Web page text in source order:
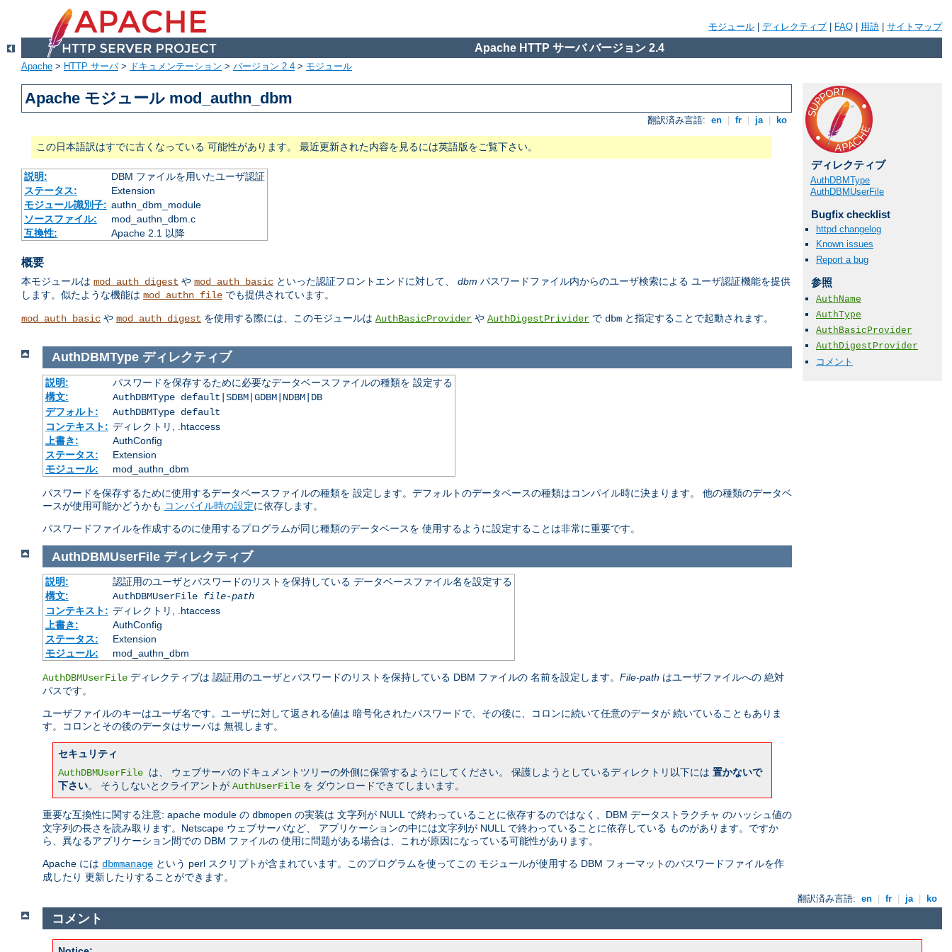
モジュール ディレクティブ FAQ 用語 サイトマップ
Apache HTTP サーバ バージョン 2.4
Apache > HTTP サーバ> ドキュメンテーション > バージョン 2.4 > モジュール
Apache モジュール mod_authn_dbm
翻訳済み言語: en fr ja ko
この日本語訳はすでに古くなっている 可能性があります。 最近更新された内容を見るには英語版をご覧下さい。
説明:
DBM ファイルを用いたユーザ認証
ステータス:
Extension
モジュール識別子: authn_dbm_module
ソースファイル:
mod_authn_dbm.c
互換性:
Apache 2.1 以降
概要
本モジュールは mod_auth_digest や mod_auth_basic といった認証フロントエンドに対して、 dbm パスワードファイル内からのユーザ検索による ユーザ認証機能を提供
します。似たような機能は mod_authn_file でも提供されています。
mod_auth_basic や mod_auth_digest を使用する際には、このモジュールは AuthBasicProvider や AuthDigestPrivider で dbm と指定することで起動されます。
ディレクティブ
AuthDBMType
AuthDBMUserFile
Bugfix checklist
httpd changelog
Known issues
Report a bug
参照
AuthName
AuthType
AuthBasicProvider
AuthDigestProvider
コメント
AuthDBMType ディレクティブ
説明:
パスワードを保存するために必要なデータベースファイルの種類を 設定する
構文:
AuthDBMType default|SDBM|GDBM|NDBM|DB
デフォルト:
AuthDBMType default
コンテキスト: ディレクトリ, .htaccess
上書き:
AuthConfig
ステータス:
Extension
モジュール:
mod_authn_dbm
パスワードを保存するために使用するデータベースファイルの種類を 設定します。デフォルトのデータベースの種類はコンパイル時に決まります。 他の種類のデータベ
ースが使用可能かどうかも コンパイル時の設定に依存します。
パスワードファイルを作成するのに使用するプログラムが同じ種類のデータベースを 使用するように設定することは非常に重要です。
AuthDBMUserFile ディレクティブ
説明:
認証用のユーザとパスワードのリストを保持している データベースファイル名を設定する
構文:
AuthDBMUserFile file-path
コンテキスト: ディレクトリ, .htaccess
上書き:
AuthConfig
ステータス:
Extension
モジュール:
mod_authn_dbm
AuthDBMUserFile ディレクティブは 認証用のユーザとパスワードのリストを保持している DBM ファイルの 名前を設定します。 File-path はユーザファイルへの 絶対
パスです。
ユーザファイルのキーはユーザ名です。ユーザに対して返される値は 暗号化されたパスワードで、その後に、コロンに続いて任意のデータが 続いていることもありま
す。コロンとその後のデータはサーバは 無視します。
セキュリティ
AuthDBMUserFile は、 ウェブサーバのドキュメントツリーの外側に保管するようにしてください。 保護しようとしているディレクトリ以下には 置かないで
下さい。 そうしないとクライアントが AuthUserFile を ダウンロードできてしまいます。
重要な互換性に関する注意: apache module の dbmopen の実装は 文字列が NULL で終わっていることに依存するのではなく、DBM データストラクチャ のハッシュ値の
文字列の長さを読み取ります。Netscape ウェブサーバなど、 アプリケーションの中には文字列が NULL で終わっていることに依存している ものがあります。ですか
ら、異なるアプリケーション間での DBM ファイルの 使用に問題がある場合は、これが原因になっている可能性があります。
Apache には dbmmanage という perl スクリプトが含まれています。このプログラムを使ってこの モジュールが使用する DBM フォーマットのパスワードファイルを作
成したり 更新したりすることができます。
翻訳済み言語: en fr ja ko
コメント